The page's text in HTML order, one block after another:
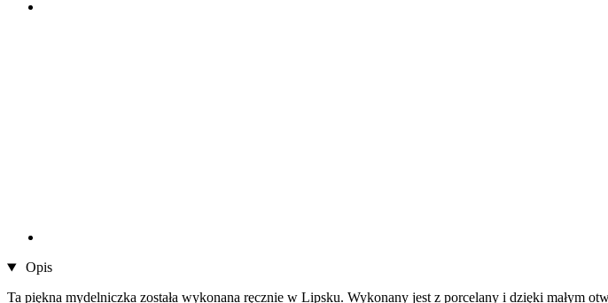
Opis
Ta piękna mydelniczka została wykonana ręcznie w Lipsku. Wykonany jest z porcelany i dzięki małym